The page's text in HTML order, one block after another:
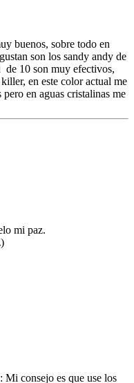
buenos, sobre todo en
son los sandy andy de
de 10 son muy efectivos,
en este color actual me
en aguas cristalinas me
mi paz.
Mi consejo es que use los